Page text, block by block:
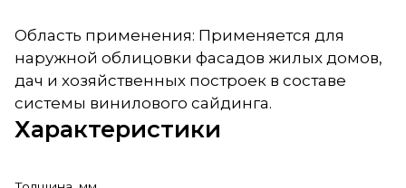
Область применения: Применяется для
наружной облицовки фасадов жилых домов,
дач и хозяйственных построек в составе
системы винилового сайдинга.
Характеристики